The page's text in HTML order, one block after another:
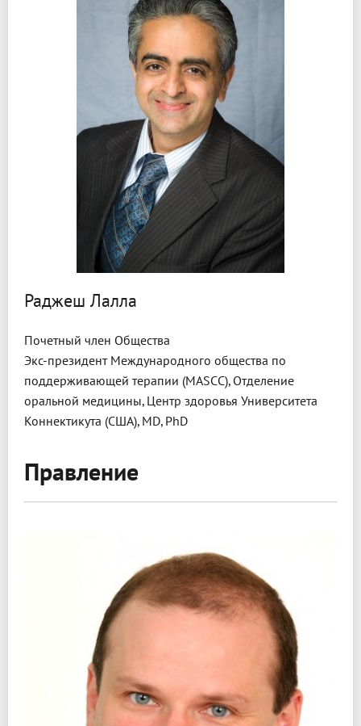
Раджеш Лалла
Почетный член Общества
Экс-президент Международного общества по
поддерживающей терапии (MASCC), Отделение
оральной медицины, Центр здоровья Университета
Коннектикута (США), MD, PhD
Правление